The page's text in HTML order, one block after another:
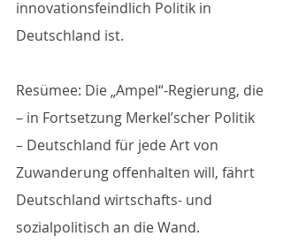
innovationsfeindlich Politik in
Deutschland ist.
Resümee: Die „Ampel“-Regierung, die
– in Fortsetzung Merkel’scher Politik
– Deutschland für jede Art von
Zuwanderung offenhalten will, fährt
Deutschland wirtschafts- und
sozialpolitisch an die Wand.